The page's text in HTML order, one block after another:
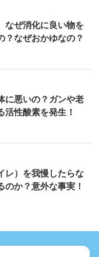
なぜ消化に良い物を
？なぜおかゆなの？
に悪いの？ガンや老
活性酸素を発生！
レ）を我慢したらな
のか？意外な事実！